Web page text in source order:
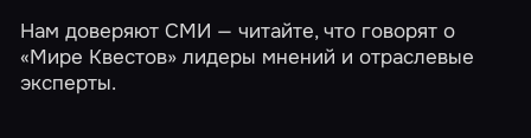
Нам доверяют СМИ — читайте, что говорят о
«Мире Квестов» лидеры мнений и отраслевые
эксперты.